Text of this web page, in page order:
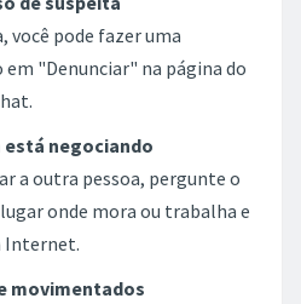
você pode fazer uma
em "Denunciar" na página do
está negociando
a outra pessoa, pergunte o
onde mora ou trabalha e
Internet.
movimentados